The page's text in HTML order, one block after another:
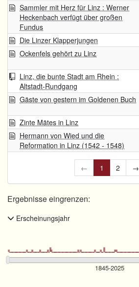
Sammler mit Herz für Linz : Werner
Heckenbach verfügt über großen
Fundus
Die Linzer Klapperjungen
Ockenfels gehört zu Linz
Linz, die bunte Stadt am Rhein :
Altstadt-Rundgang
Gäste von gestern im Goldenen Buch
Zinte Mätes in Linz
Hermann von Wied und die
Reformation in Linz (1542 - 1548)
← 1 2 →
Ergebnisse eingrenzen:
Erscheinungsjahr